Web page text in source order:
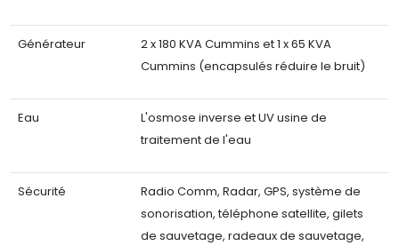
Générateur
2 x 180 KVA Cummins et 1 x 65 KVA
Cummins (encapsulés réduire le bruit)
Eau
L'osmose inverse et UV usine de
traitement de l'eau
Sécurité
Radio Comm, Radar, GPS, système de
sonorisation, téléphone satellite, gilets
de sauvetage, radeaux de sauvetage,